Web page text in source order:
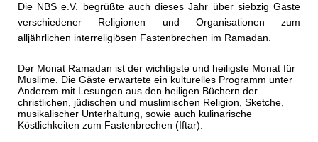
Die NBS e.V. begrüßte auch dieses Jahr über siebzig Gäste
verschiedener Religionen und Organisationen zum
alljährlichen interreligiösen Fastenbrechen im Ramadan.
Der Monat Ramadan ist der wichtigste und heiligste Monat für
Muslime. Die Gäste erwartete ein kulturelles Programm unter
Anderem mit Lesungen aus den heiligen Büchern der
christlichen, jüdischen und muslimischen Religion, Sketche,
musikalischer Unterhaltung, sowie auch kulinarische
Köstlichkeiten zum Fastenbrechen (Iftar).